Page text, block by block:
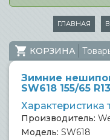
ГЛАВНАЯ
КОРЗИНА
Зимние
SW618 155/65
Характеристика
Производитель:
Модель: SW618